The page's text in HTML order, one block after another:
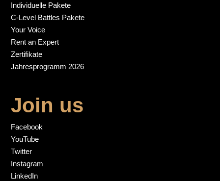
Individuelle Pakete
C-Level Battles Pakete
Your Voice
Rent an Expert
Zertifikate
Jahresprogramm 2026
Join us
Facebook
YouTube
Twitter
Instagram
LinkedIn